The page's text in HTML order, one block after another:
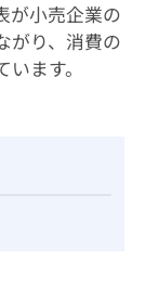
が小売企業の
がり、消費の
ます。